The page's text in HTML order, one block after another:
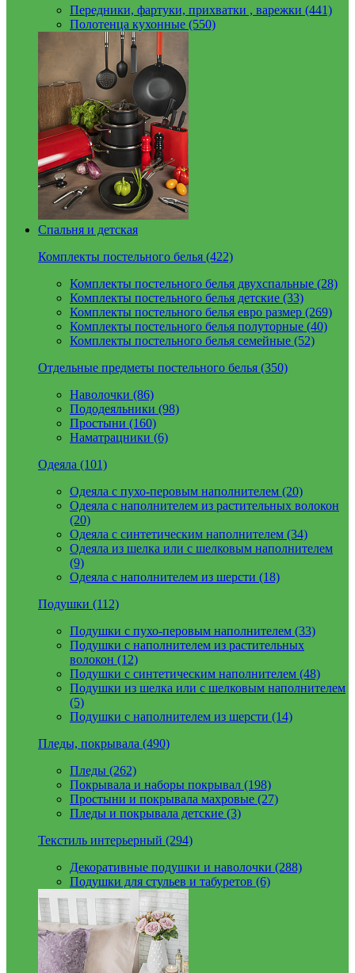
Передники, фартуки, прихватки , варежки (441)
Полотенца кухонные (550)
Спальня и детская
Комплекты постельного белья (422)
Комплекты постельного белья двухспальные (28)
Комплекты постельного белья детские (33)
Комплекты постельного белья евро размер (269)
Комплекты постельного белья полуторные (40)
Комплекты постельного белья семейные (52)
Отдельные предметы постельного белья (350)
Наволочки (86)
Пододеяльники (98)
Простыни (160)
Наматрацники (6)
Одеяла (101)
Одеяла с пухо-перовым наполнителем (20)
Одеяла с наполнителем из растительных волокон
(20)
Одеяла с синтетическим наполнителем (34)
Одеяла из шелка или с шелковым наполнителем
(9)
Одеяла с наполнителем из шерсти (18)
Подушки (112)
Подушки с пухо-перовым наполнителем (33)
Подушки с наполнителем из растительных
волокон (12)
Подушки с синтетическим наполнителем (48)
Подушки из шелка или с шелковым наполнителем
(5)
Подушки с наполнителем из шерсти (14)
Пледы, покрывала (490)
Пледы (262)
Покрывала и наборы покрывал (198)
Простыни и покрывала махровые (27)
Пледы и покрывала детские (3)
Текстиль интерьерный (294)
Декоративные подушки и наволочки (288)
Подушки для стульев и табуретов (6)